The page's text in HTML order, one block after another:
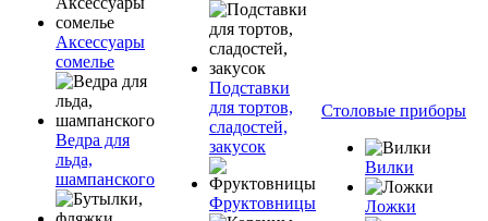
Аксессуары
сомелье
Ведра для
льда,
шампанского
Подставки
для тортов,
сладостей,
закусок
Фруктовницы
Столовые приборы
Вилки
Ложки